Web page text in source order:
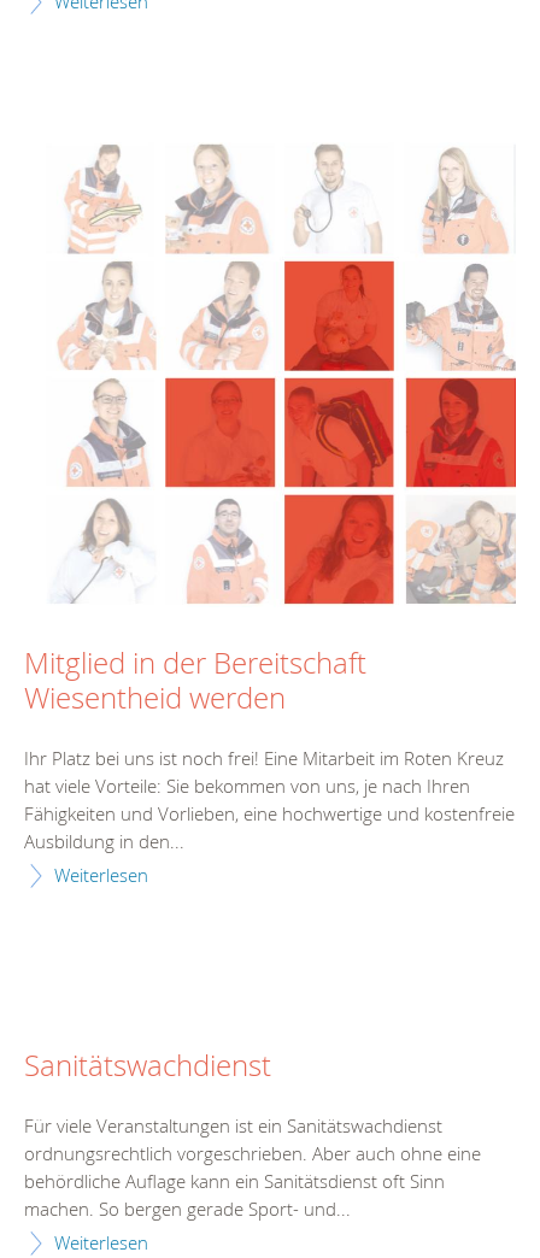
Mitglied in der Bereitschaft
Wiesentheid werden
Ihr Platz bei uns ist noch frei! Eine Mitarbeit im Roten Kreuz
hat viele Vorteile: Sie bekommen von uns, je nach Ihren
Fähigkeiten und Vorlieben, eine hochwertige und kostenfreie
Ausbildung in den...
Weiterlesen
Sanitätswachdienst
Für viele Veranstaltungen ist ein Sanitätswachdienst
ordnungsrechtlich vorgeschrieben. Aber auch ohne eine
behördliche Auflage kann ein Sanitätsdienst oft Sinn
machen. So bergen gerade Sport- und...
Weiterlesen